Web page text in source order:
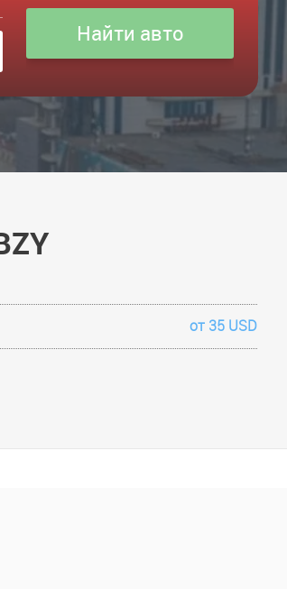
от 35 USD